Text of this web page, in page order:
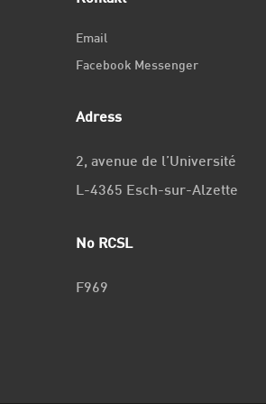
Email
Facebook Messenger
Adress
2, avenue de l’Université
L-4365 Esch-sur-Alzette
No RCSL
F969